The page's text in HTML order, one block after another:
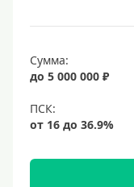
Сумма:
до 5 000 000 ₽